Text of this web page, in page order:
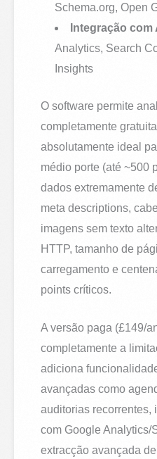
Schema.org, Open
Integração com
Analytics, Search
Insights
O software permite
completamente
absolutamente ideal
médio porte (até ~500
dados extremamente
meta descriptions,
imagens sem texto
HTTP, tamanho de
carregamento e
points críticos.
A versão paga (£149/
completamente a
adiciona
avançadas como
auditorias recorrentes,
com Google Analytics/
extracção avançada